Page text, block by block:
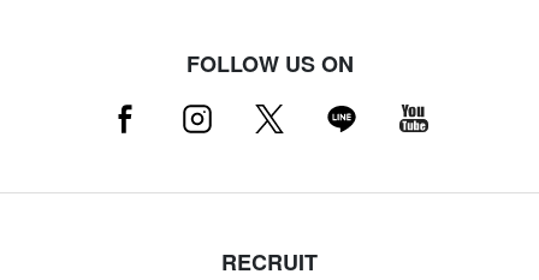
FOLLOW US ON
RECRUIT